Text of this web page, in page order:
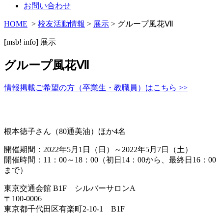
お問い合わせ
HOME > 校友活動情報 > 展示 > グループ風花Ⅶ
[msb! info] 展示
グループ風花Ⅶ
情報掲載ご希望の方（卒業生・教職員）はこちら >>
根本徳子さん（80通美油）ほか4名
開催期間：2022年5月1日（日）～2022年5月7日（土）
開催時間：11：00～18：00（初日14：00から、最終日16：00
まで）
東京交通会館 B1F シルバーサロンA
〒100-0006
東京都千代田区有楽町2-10-1 B1F